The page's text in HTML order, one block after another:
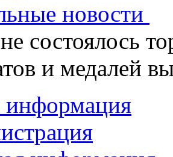
новости
состоялось
и медалей